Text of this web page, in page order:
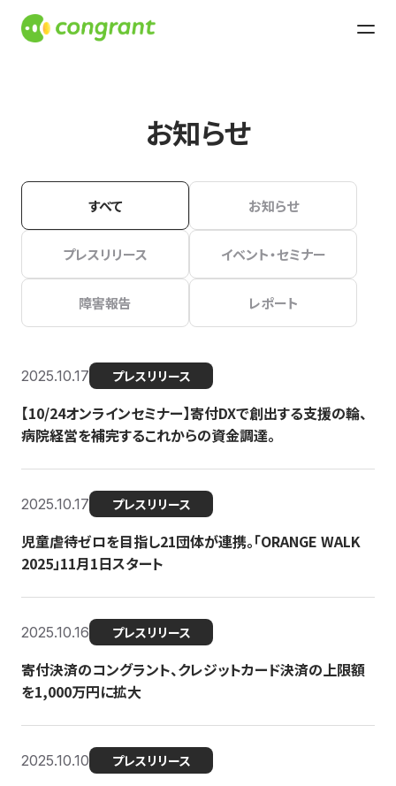
お知らせ
すべて お知らせ
プレスリリース イベント・セミナー
障害報告 レポート
2025.10.17 プレスリリース
【10/24オンラインセミナー】寄付DXで創出する支援の輪、
病院経営を補完するこれからの資金調達。
2025.10.17 プレスリリース
児童虐待ゼロを目指し21団体が連携。「ORANGE WALK
2025」11月1日スタート
2025.10.16 プレスリリース
寄付決済のコングラント、クレジットカード決済の上限額
を1,000万円に拡大
2025.10.10 プレスリリース